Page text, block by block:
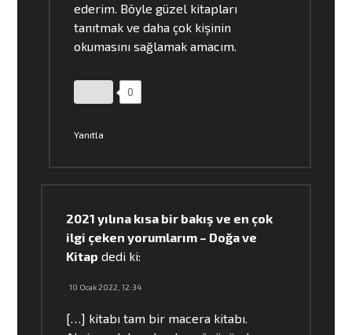
ederim. Böyle güzel kitapları
tanıtmak ve daha çok kişinin
okumasını sağlamak amacım.
0
Yanıtla
2021 yılına kısa bir bakış ve en çok
ilgi çeken yorumlarım – Doğa ve
Kitap dedi ki:
10 Ocak 2022, 12:34
[…] kitabı tam bir macera kitabı.